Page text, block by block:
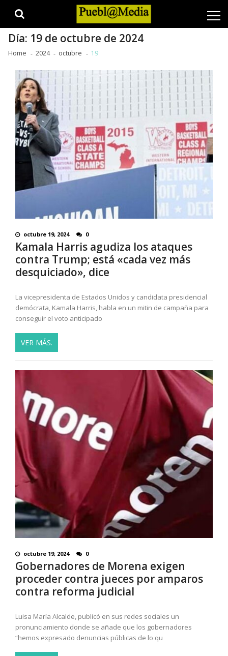
Día: 19 de octubre de 2024
Home 2024 octubre 19
octubre 19, 2024 0
Kamala Harris agudiza los ataques
contra Trump; está «cada vez más
desquiciado», dice
La vicepresidenta de Estados Unidos y candidata presidencial
demócrata, Kamala Harris, habla en un mitin de campaña para
conseguir el voto anticipado
VER MÁS.
octubre 19, 2024 0
Gobernadores de Morena exigen
proceder contra jueces por amparos
contra reforma judicial
Luisa María Alcalde, publicó en sus redes sociales un
pronunciamiento donde se añade que los gobernadores
“hemos expresado denuncias públicas de lo qu